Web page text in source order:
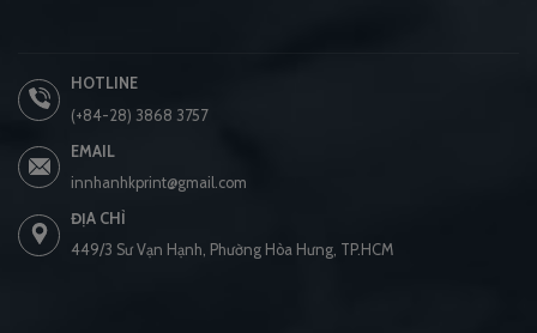
HOTLINE
(+84-28) 3868 3757
EMAIL
innhanhkprint@gmail.com
ĐỊA CHỈ
449/3 Sư Vạn Hạnh, Phường Hòa Hưng, TP.HCM